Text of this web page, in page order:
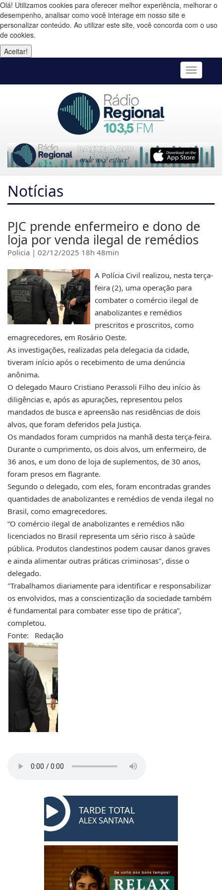
Olá! Utilizamos cookies para oferecer melhor experiência, melhorar o
desempenho, analisar como você interage em nosso site e
personalizar conteúdo. Ao utilizar este site, você concorda com o uso
de cookies.
Aceitar!
Toggle
Notícias
PJC prende enfermeiro e dono de
loja por venda ilegal de remédios
Policia | 02/12/2025 18h 48min
A Polícia Civil realizou, nesta terça-
feira (2), uma operação para
combater o comércio ilegal de
anabolizantes e remédios
prescritos e proscritos, como
emagrecedores, em Rosário Oeste.
As investigações, realizadas pela delegacia da cidade,
tiveram início após o recebimento de uma denúncia
anônima.
O delegado Mauro Cristiano Perassoli Filho deu início às
diligências e, após as apurações, representou pelos
mandados de busca e apreensão nas residências de dois
alvos, que foram deferidos pela Justiça.
Os mandados foram cumpridos na manhã desta terça-feira.
Durante o cumprimento, os dois alvos, um enfermeiro, de
36 anos, e um dono de loja de suplementos, de 30 anos,
foram presos em flagrante.
Segundo o delegado, com eles, foram encontradas grandes
quantidades de anabolizantes e remédios de venda ilegal no
Brasil, como emagrecedores.
“O comércio ilegal de anabolizantes e remédios não
licenciados no Brasil representa um sério risco à saúde
pública. Produtos clandestinos podem causar danos graves
e ainda alimentar outras práticas criminosas", disse o
delegado.
"Trabalhamos diariamente para identificar e responsabilizar
os envolvidos, mas a conscientização da sociedade também
é fundamental para combater esse tipo de prática”,
completou.
Fonte: Redação
TARDE TOTAL
ALEX SANTANA